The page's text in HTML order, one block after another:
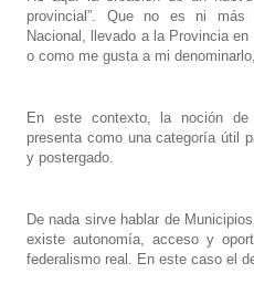
provincial”. Que no es ni más
Nacional, llevado a la Provincia
o como me gusta a mi
En este contexto, la noción de
presenta como una categoría útil
y postergado.
De nada sirve hablar de
existe autonomía, acceso y
federalismo real. En este caso el